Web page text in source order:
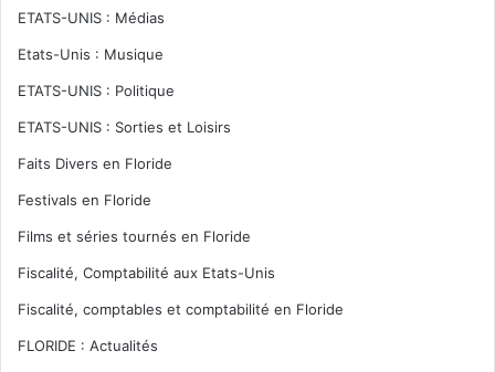
ETATS-UNIS : Médias
Etats-Unis : Musique
ETATS-UNIS : Politique
ETATS-UNIS : Sorties et Loisirs
Faits Divers en Floride
Festivals en Floride
Films et séries tournés en Floride
Fiscalité, Comptabilité aux Etats-Unis
Fiscalité, comptables et comptabilité en Floride
FLORIDE : Actualités